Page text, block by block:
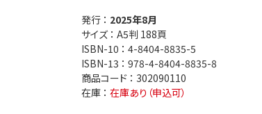
発行 ： 2025年8月
サイズ ： A5判 188頁
ISBN-10 ： 4-8404-8835-5
ISBN-13 ： 978-4-8404-8835-8
商品コード ： 302090110
在庫 ： 在庫あり（申込可）